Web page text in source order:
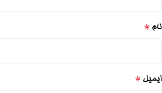
نام *
ایمیل *